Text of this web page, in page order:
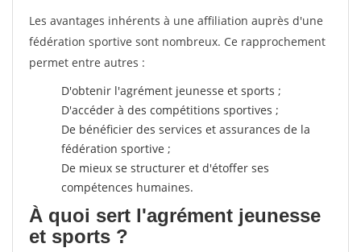
Les avantages inhérents à une affiliation auprès d'une
fédération sportive sont nombreux. Ce rapprochement
permet entre autres :
D'obtenir l'agrément jeunesse et sports ;
D'accéder à des compétitions sportives ;
De bénéficier des services et assurances de la
fédération sportive ;
De mieux se structurer et d'étoffer ses
compétences humaines.
À quoi sert l'agrément jeunesse
et sports ?